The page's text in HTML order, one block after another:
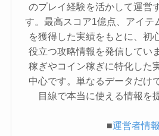
のプレイ経験を活かして運営
す。最高スコア1億点、アイテ
を獲得した実績をもとに、初
役立つ攻略情報を発信してい
稼ぎやコイン稼ぎに特化した
中心です。単なるデータだけ
目線で本当に使える情報を
■運営者情報